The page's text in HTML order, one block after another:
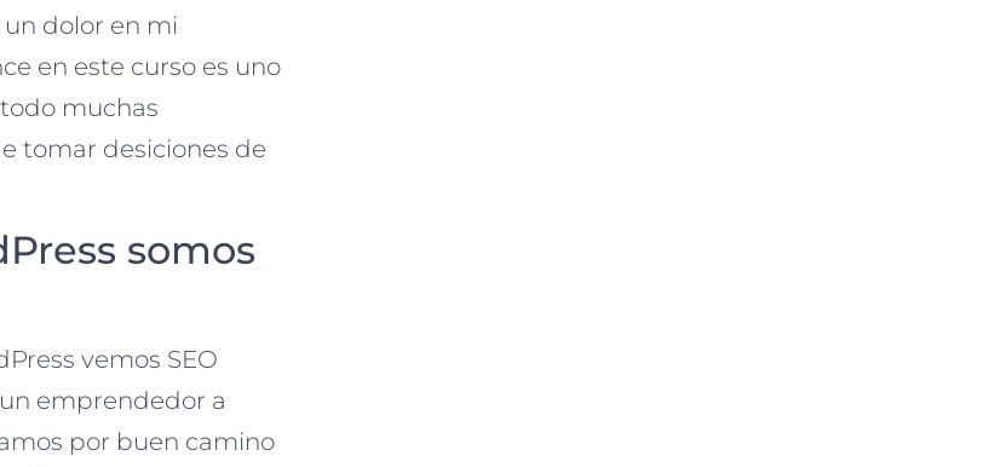
dolor en mi
en este curso es uno
muchas
tomar desiciones de
somos
vemos SEO
emprendedor a
por buen camino